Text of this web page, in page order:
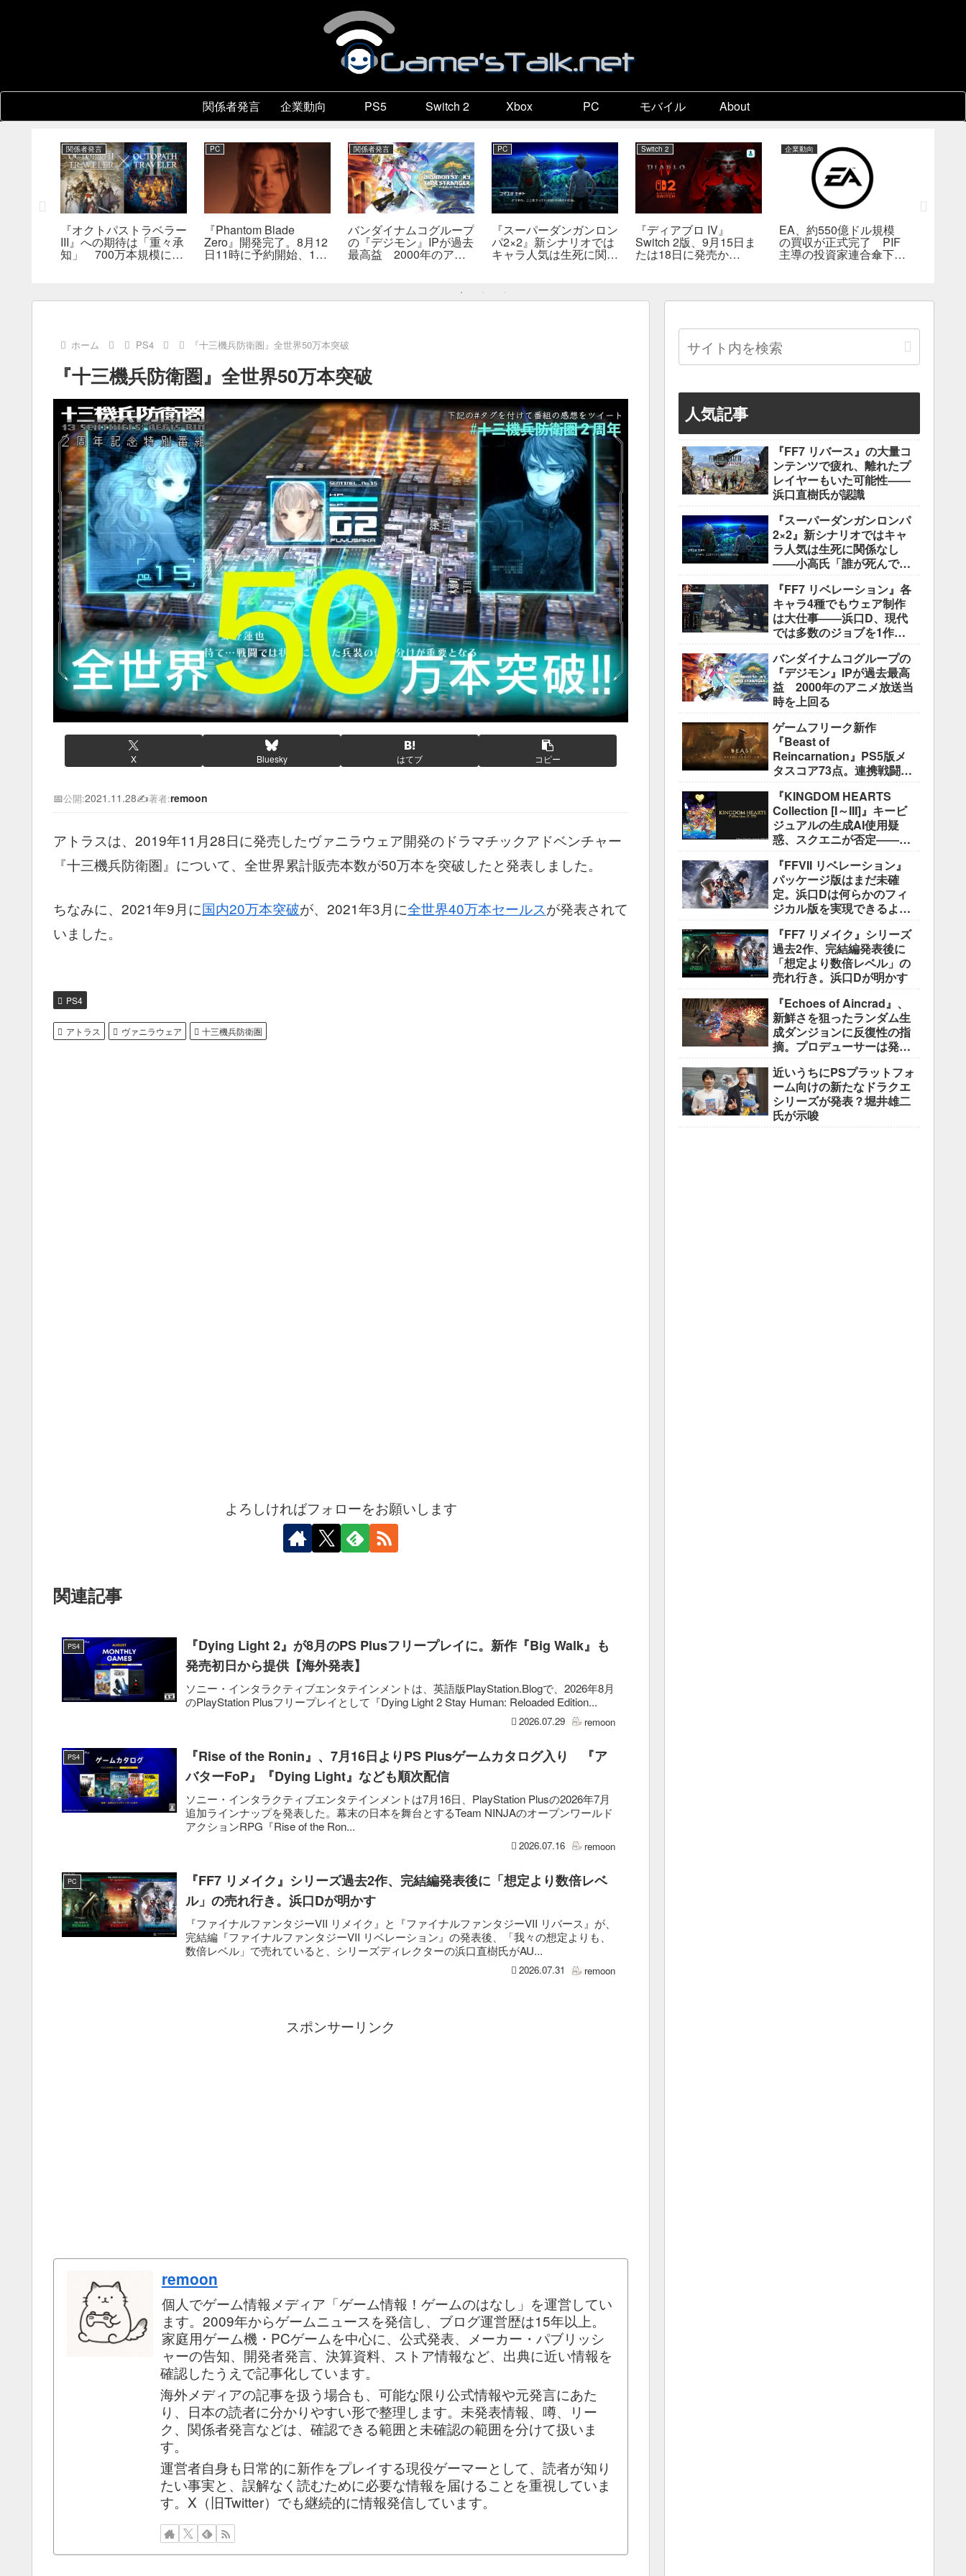
関係者発言 企業動向 PS5 Switch 2 Xbox PC モバイル About
関係者発言
『オクトパストラベラー
III』への期待は「重々承
知」 700万本規模に成
PC
『Phantom Blade
Zero』開発完了。8月12
日11時に予約開始、11
関係者発言
バンダイナムコグループ
の『デジモン』IPが過去
最高益 2000年のアニ
PC
『スーパーダンガンロン
パ2×2』新シナリオでは
キャラ人気は生死に関係
らないで」
Switch 2
『ディアブロ IV』
Switch 2版、9月15日ま
たは18日に発売か
企業動向
EA、約550億ドル規模
の買収が正式完了 PIF
主導の投資家連合傘下で
満
ホーム PS4 『十三機兵防衛圏』全世界50万本突破
『十三機兵防衛圏』全世界50万本突破
X Bluesky はてブ コピー
📅公開:2021.11.28✍️著者:remoon
アトラスは、2019年11月28日に発売したヴァニラウェア開発のドラマチックアドベンチャー
『十三機兵防衛圏』について、全世界累計販売本数が50万本を突破したと発表しました。
ちなみに、2021年9月に国内20万本突破が、2021年3月に全世界40万本セールスが発表されて
いました。
PS4
アトラス ヴァニラウェア 十三機兵防衛圏
よろしければフォローをお願いします
関連記事
PS4
『Dying Light 2』が8月のPS Plusフリープレイに。新作『Big Walk』も
発売初日から提供【海外発表】
ソニー・インタラクティブエンタテインメントは、英語版PlayStation.Blogで、2026年8月
のPlayStation Plusフリープレイとして『Dying Light 2 Stay Human: Reloaded Edition...
2026.07.29 remoon
PS4
『Rise of the Ronin』、7月16日よりPS Plusゲームカタログ入り 『ア
バターFoP』『Dying Light』なども順次配信
ソニー・インタラクティブエンタテインメントは7月16日、PlayStation Plusの2026年7月
追加ラインナップを発表した。幕末の日本を舞台とするTeam NINJAのオープンワールド
アクションRPG『Rise of the Ron...
2026.07.16 remoon
PC
『FF7 リメイク』シリーズ過去2作、完結編発表後に「想定より数倍レベ
ル」の売れ行き。浜口Dが明かす
『ファイナルファンタジーVII リメイク』と『ファイナルファンタジーVII リバース』が、
完結編『ファイナルファンタジーVII リベレーション』の発表後、「我々の想定よりも、
数倍レベル」で売れていると、シリーズディレクターの浜口直樹氏がAU...
2026.07.31 remoon
スポンサーリンク
remoon
個人でゲーム情報メディア「ゲーム情報！ゲームのはなし」を運営してい
ます。2009年からゲームニュースを発信し、ブログ運営歴は15年以上。
家庭用ゲーム機・PCゲームを中心に、公式発表、メーカー・パブリッシ
ャーの告知、開発者発言、決算資料、ストア情報など、出典に近い情報を
確認したうえで記事化しています。
海外メディアの記事を扱う場合も、可能な限り公式情報や元発言にあた
り、日本の読者に分かりやすい形で整理します。未発表情報、噂、リー
ク、関係者発言などは、確認できる範囲と未確認の範囲を分けて扱いま
す。
運営者自身も日常的に新作をプレイする現役ゲーマーとして、読者が知り
たい事実と、誤解なく読むために必要な情報を届けることを重視していま
す。X（旧Twitter）でも継続的に情報発信しています。
人気記事
『FF7 リバース』の大量コ
ンテンツで疲れ、離れたプ
レイヤーもいた可能性――
浜口直樹氏が認識
『スーパーダンガンロンパ
2×2』新シナリオではキャ
ラ人気は生死に関係なし
――小高氏「誰が死んでも
で」
『FF7 リベレーション』各
キャラ4種でもウェア制作
は大仕事――浜口D、現代
では多数のジョブを1作に
説明
バンダイナムコグループの
『デジモン』IPが過去最高
益 2000年のアニメ放送当
時を上回る
ゲームフリーク新作
『Beast of
Reincarnation』PS5版メ
タスコア73点。連携戦闘は
き”には不満
『KINGDOM HEARTS
Collection [I～III]』キービ
ジュアルの生成AI使用疑
惑、スクエニが否定――不
ス」
『FFVII リベレーション』
パッケージ版はまだ未確
定。浜口Dは何らかのフィ
ジカル版を実現できるよう
『FF7 リメイク』シリーズ
過去2作、完結編発表後に
「想定より数倍レベル」の
売れ行き。浜口Dが明かす
『Echoes of Aincrad』、
新鮮さを狙ったランダム生
成ダンジョンに反復性の指
摘。プロデューサーは発売
近いうちにPSプラットフォ
ーム向けの新たなドラクエ
シリーズが発表？堀井雄二
氏が示唆